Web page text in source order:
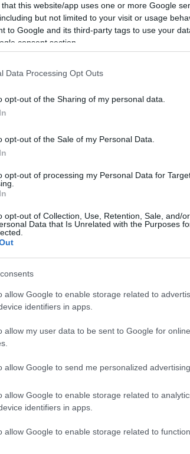
that this website/app uses one or more Google
but not limited to your visit or usage
to Google and its third-party tags to use your
consent section.
Data Processing Opt Outs
opt-out of the Sharing of my personal data.
opt-out of the Sale of my Personal Data.
opt-out of processing my Personal Data for
opt-out of Collection, Use, Retention, Sale, and/
Data that Is Unrelated with the Purposes
allow Google to enable storage related to
identifiers in apps.
allow my user data to be sent to Google for
allow Google to send me personalized advertising.
allow Google to enable storage related to
identifiers in apps.
allow Google to enable storage related to
perc - a magyar divat nemzetközi
idő faktor - 2011 trendjei -
- Résztvevők: magyar tervezők,
perc Street Fashion
(Ruhanapló), Török Noémi
- Style&Budapest), Lindistyle
a street fashion különböző műfajai
- hazai street fashion fotózás
az emberek, hogy divatoljanak?
- 15-20-30 perc Utcán is hordható
acsinaldmeg.hu egy kiegészítőjének
stílusukat keresik avagy már csak
Gulácsy Vivienn, Füster Anett)
streetfashionblogok fotósaival: Street
Our Style, Style and Budapest
bemutatása
fog követni!